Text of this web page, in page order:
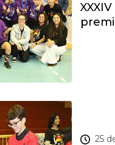
25